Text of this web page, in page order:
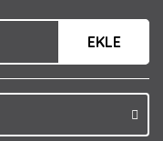
EKLE